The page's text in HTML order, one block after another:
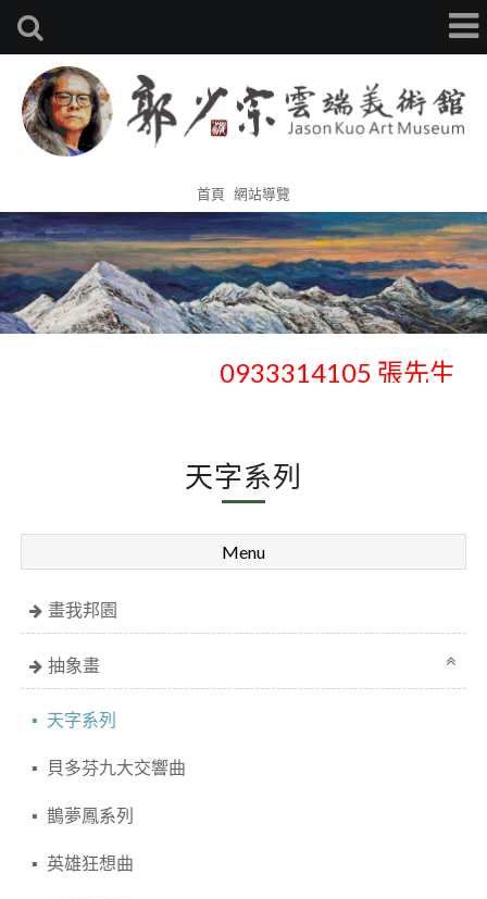
首頁 網站導覽
歡迎官網預約鑑賞、收藏 -
0933314105 張先生
天字系列
Menu
畫我邦園
抽象畫
天字系列
貝多芬九大交響曲
鵲夢鳳系列
英雄狂想曲